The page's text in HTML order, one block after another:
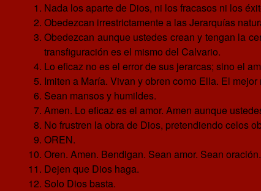
Nada los aparte de Dios, ni los fracasos ni los
Obedezcan irrestrictamente a las Jerarquías
Obedezcan aunque ustedes crean y tengan la
transfiguración es el mismo del Calvario.
Lo eficaz no es el error de sus jerarcas; sino el
Imiten a María. Vivan y obren como Ella. El
Sean mansos y humildes.
Amen. Lo eficaz es el amor. Amen aunque
No frustren la obra de Dios, pretendiendo celos
OREN.
Oren. Amen. Bendigan. Sean amor. Sean
Dejen que Dios haga.
Solo Dios basta.